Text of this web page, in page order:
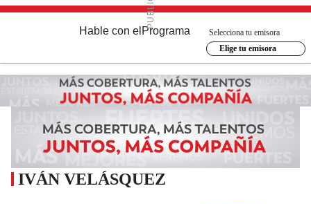
Hable con el Programa
Selecciona tu emisora
Elige tu emisora
IVÁN VELÁSQUEZ